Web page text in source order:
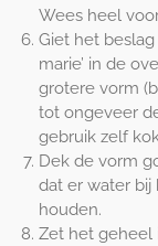
Wees heel
Giet het
marie’ in de
grotere vorm
tot ongeveer
gebruik zelf
Dek de vorm
dat er water
houden.
Zet het geheel